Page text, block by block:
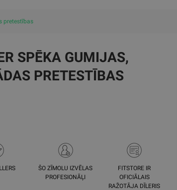
pretestības
SPĒKA GUMIJAS,
PRETESTĪBAS
ŠO ZĪMOLU IZVĒLAS
PROFESIONĀĻI
FITSTORE IR
OFICIĀLAIS
RAŽOTĀJA DĪLERIS